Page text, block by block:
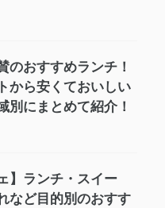
のおすすめランチ！
から安くておいしい
別にまとめて紹介！
】ランチ・スイー
など目的別のおすす